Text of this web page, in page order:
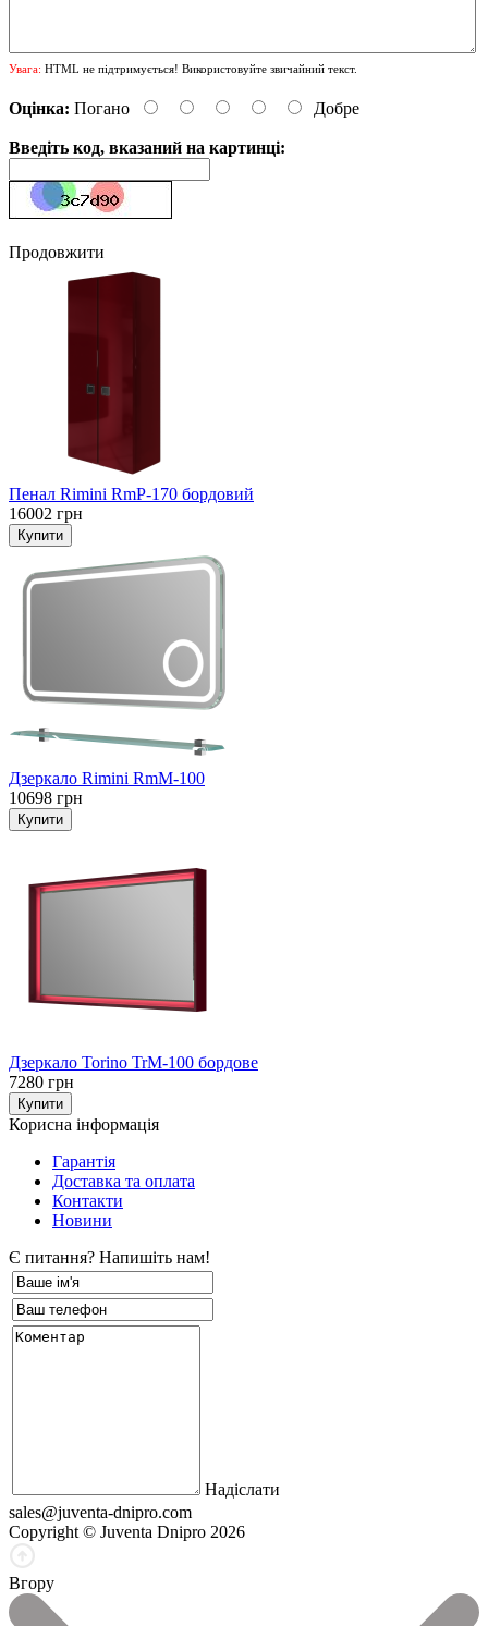
Увага: HTML не підтримується! Використовуйте звичайний текст.
Оцінка: Погано Добре
Введіть код, вказаний на картинці:
Продовжити
Пенал Rimini RmP-170 бордовий
16002 грн
Дзеркало Rimini RmM-100
10698 грн
Дзеркало Torino TrM-100 бордове
7280 грн
Корисна інформація
Гарантія
Доставка та оплата
Контакти
Новини
Є питання? Напишіть нам!
Надіслати
sales@juventa-dnipro.com
Copyright © Juventa Dnipro 2026
Вгору